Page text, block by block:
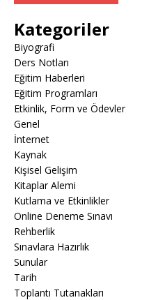
Kategoriler
Biyografi
Ders Notları
Eğitim Haberleri
Eğitim Programları
Etkinlik, Form ve Ödevler
Genel
İnternet
Kaynak
Kişisel Gelişim
Kitaplar Alemi
Kutlama ve Etkinlikler
Online Deneme Sınavı
Rehberlik
Sınavlara Hazırlık
Sunular
Tarih
Toplantı Tutanakları